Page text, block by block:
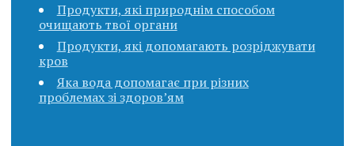
Продукти, які природнім способом
очищають твої органи
Продукти, які допомагають розріджувати
кров
Яка вода допомагає при різних
проблемах зі здоров’ям